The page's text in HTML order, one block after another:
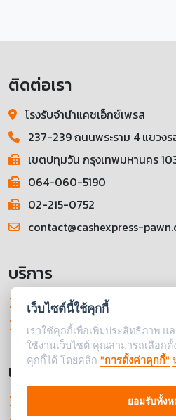
ติดต่อเรา
โรงรับจำนำแคชเอ็กซ์เพรส
237-239 ถนนพระราม 4 แขวงร
เขตปทุมวัน กรุงเทพมหานคร
064-060-5190
02-215-0752
contact@cashexpress-
บริการ
การรับจำนำ
ประเมินราคาออนไลน์
เวลาทำการ
เว็บไซต์นี้ใช้คุกกี้
เราใช้คุกกี้เพื่อเพิ่มประสิทธิภาพ
ใช้งานเว็บไซต์ คุณสามารถเลือก
คุกกี้ได้ โดยคลิก"การตั้งค่าคุกกี้"
ยอมรับทั้ง